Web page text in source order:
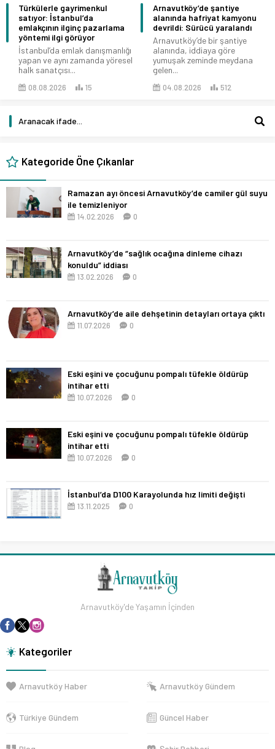
Türkülerle gayrimenkul
satıyor: İstanbul’da
emlakçının ilginç pazarlama
yöntemi ilgi görüyor
İstanbul’da emlak danışmanlığı
yapan ve aynı zamanda yöresel
halk sanatçısı...
08.08.2026 15
Arnavutköy’de şantiye
alanında hafriyat kamyonu
devrildi: Sürücü yaralandı
Arnavutköy’de bir şantiye
alanında, iddiaya göre
yumuşak zeminde meydana
gelen...
04.08.2026 512
Kategoride Öne Çıkanlar
Ramazan ayı öncesi Arnavutköy’de camiler gül suyu
ile temizleniyor
14.02.2026 0
Arnavutköy’de “sağlık ocağına dinleme cihazı
konuldu” iddiası
13.02.2026 0
Arnavutköy’de aile dehşetinin detayları ortaya çıktı
11.07.2026 0
Eski eşini ve çocuğunu pompalı tüfekle öldürüp
intihar etti
10.07.2026 0
Eski eşini ve çocuğunu pompalı tüfekle öldürüp
intihar etti
10.07.2026 0
İstanbul’da D100 Karayolunda hız limiti değişti
13.11.2025 0
Arnavutköy'de Yaşamın İçinden
Kategoriler
Arnavutköy Haber Arnavutköy Gündem
Türkiye Gündem Güncel Haber